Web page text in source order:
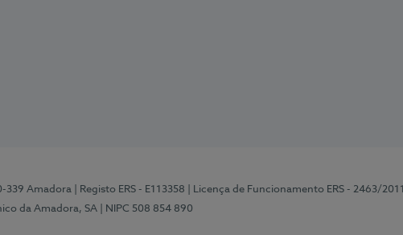
339 Amadora | Registo ERS - E113358 | Licença de Funcionamento ERS - 2463/2011
da Amadora, SA
| NIPC 508 854 890